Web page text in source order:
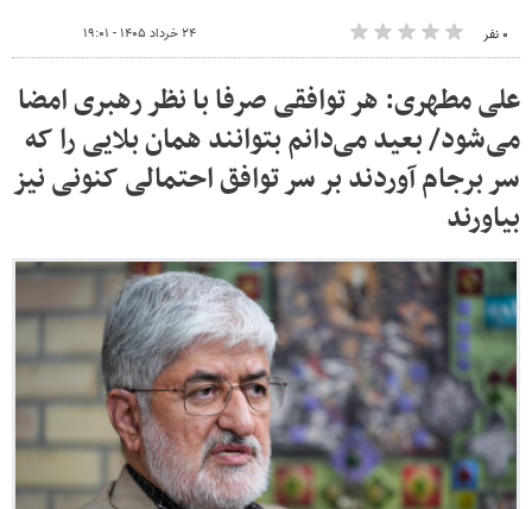
۰ نفر ۲۴ خرداد ۱۴۰۵ - ۱۹:۰۱
علی مطهری: هر توافقی صرفا با نظر رهبری امضا
می‌شود/ بعید می‌دانم بتوانند همان بلایی را که
سر برجام آوردند بر سر توافق احتمالی کنونی نیز
بیاورند